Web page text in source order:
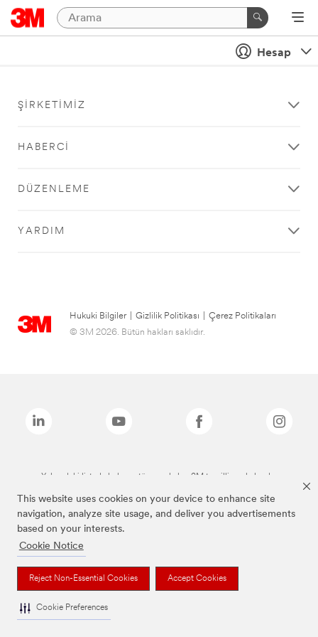
This website uses cookies on your device to enhance site
navigation, analyze site usage, and deliver you advertisements
based on your interests.
Cookie Notice
Reject Non-Essential Cookies Accept Cookies
Cookie Preferences
Hesap
ŞIRKETIMIZ
HABERCI
DÜZENLEME
YARDIM
Hukuki Bilgiler Gizlilik Politikası
Çerez Politikaları
© 3M 2026. Bütün hakları saklıdır.
Yukarıdaki listede bulunan tüm markalar, 3M tescilli markalarıdır.